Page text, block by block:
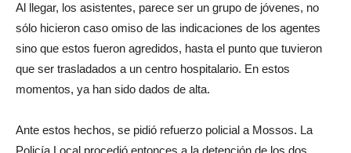
Al llegar, los asistentes, parece ser un grupo de jóvenes, no
sólo hicieron caso omiso de las indicaciones de los agentes
sino que estos fueron agredidos, hasta el punto que tuvieron
que ser trasladados a un centro hospitalario. En estos
momentos, ya han sido dados de alta.
Ante estos hechos, se pidió refuerzo policial a Mossos. La
Policía Local procedió entonces a la detención de los dos